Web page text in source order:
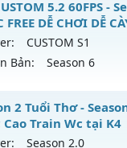
loại: Mu Nguyên
VIP SHIELD
LONG 6.9 - 🌍
ra tháng 08 2026
04/08/2626
Non Reset
Mu Nguyên bản
5.2 60FPS -
FREE DỄ CHƠI DỄ
CUSTOM S1
Bản:
Season 6
CUSTOM 5.2 60FPS
mới ra tháng 08
2 Tuổi Thơ -
Cao Train Wc tại K4
Season 2.0